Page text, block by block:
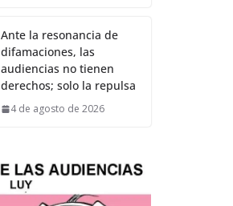
Ante la resonancia de
difamaciones, las
audiencias no tienen
derechos; solo la repulsa
4 de agosto de 2026